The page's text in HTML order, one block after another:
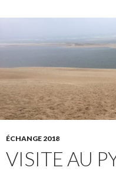
ÉCHANGE 2018
VISITE AU